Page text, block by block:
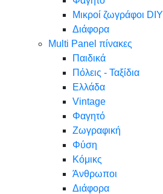
Μικροί ζωγράφοι DIY
Διάφορα
Multi Panel πίνακες
Παιδικά
Πόλεις - Ταξίδια
Ελλάδα
Vintage
Φαγητό
Ζωγραφική
Φύση
Κόμικς
Άνθρωποι
Διάφορα